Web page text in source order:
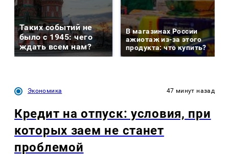
Таких событий не
было с 1945: чего
ждать всем нам?
В магазинах России
ажиотаж из-за этого
продукта: что купить?
Экономика 47 минут назад
Кредит на отпуск: условия, при
которых заем не станет
проблемой